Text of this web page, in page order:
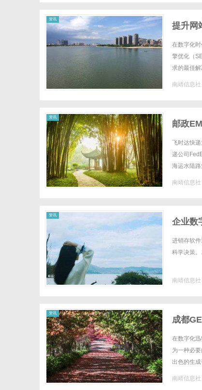
资讯
提升网
在数字化
擎优化（
求的最佳
南靖信息社
资讯
邮政
不计尺
飞时达快
递公司
海运水陆
南靖信息社
资讯
企业数
进销存软
科学决策。
南靖信息社
资讯
成都
在数字化
为一种必
出色的生
南靖信息社